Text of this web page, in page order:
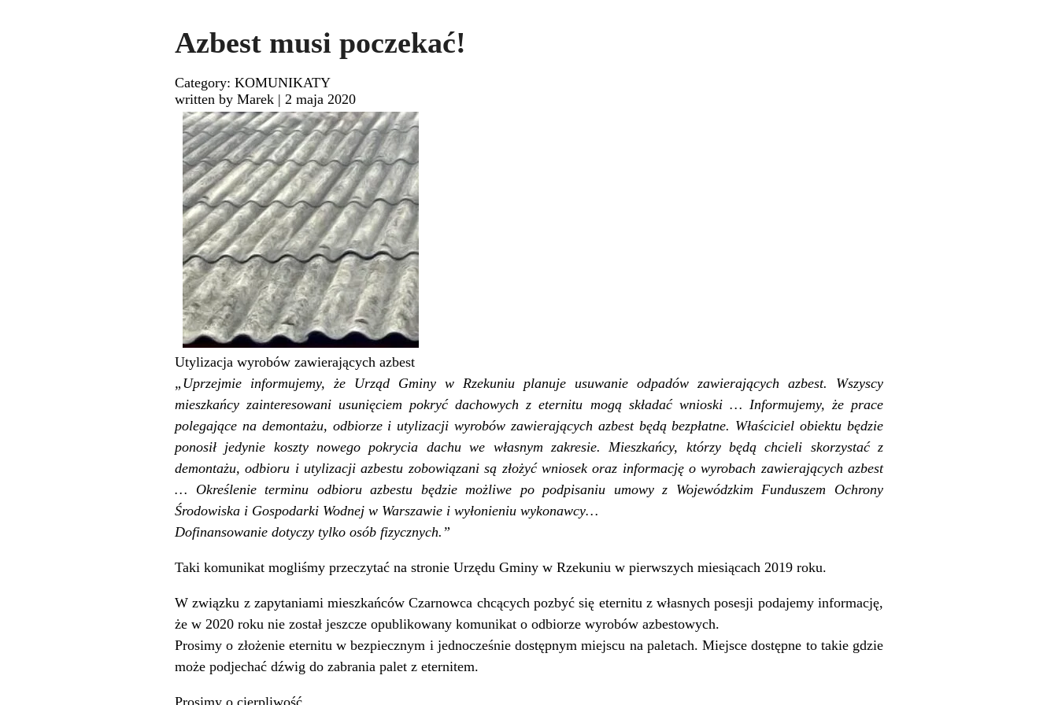
Azbest musi poczekać!
Category: KOMUNIKATY
written by Marek | 2 maja 2020
Utylizacja wyrobów zawierających azbest
„Uprzejmie informujemy, że Urząd Gminy w Rzekuniu planuje usuwanie odpadów zawierających azbest. Wszyscy
mieszkańcy zainteresowani usunięciem pokryć dachowych z eternitu mogą składać wnioski … Informujemy, że prace
polegające na demontażu, odbiorze i utylizacji wyrobów zawierających azbest będą bezpłatne. Właściciel obiektu będzie
ponosił jedynie koszty nowego pokrycia dachu we własnym zakresie. Mieszkańcy, którzy będą chcieli skorzystać z
demontażu, odbioru i utylizacji azbestu zobowiązani są złożyć wniosek oraz informację o wyrobach zawierających azbest
… Określenie terminu odbioru azbestu będzie możliwe po podpisaniu umowy z Wojewódzkim Funduszem Ochrony
Środowiska i Gospodarki Wodnej w Warszawie i wyłonieniu wykonawcy…
Dofinansowanie dotyczy tylko osób fizycznych.”
Taki komunikat mogliśmy przeczytać na stronie Urzędu Gminy w Rzekuniu w pierwszych miesiącach 2019 roku.
W związku z zapytaniami mieszkańców Czarnowca chcących pozbyć się eternitu z własnych posesji podajemy informację,
że w 2020 roku nie został jeszcze opublikowany komunikat o odbiorze wyrobów azbestowych.
Prosimy o złożenie eternitu w bezpiecznym i jednocześnie dostępnym miejscu na paletach. Miejsce dostępne to takie gdzie
może podjechać dźwig do zabrania palet z eternitem.
Prosimy o cierpliwość …